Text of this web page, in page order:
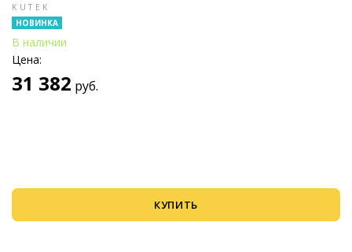
KUTEK
НОВИНКА
В наличии
Цена:
31 382 руб.
КУПИТЬ